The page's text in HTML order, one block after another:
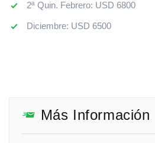
2ª Quin. Febrero: USD 6800
Diciembre: USD 6500
Más Información